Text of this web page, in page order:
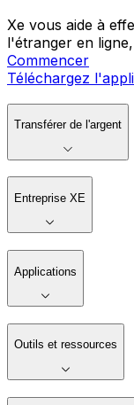
Xe vous aide à
l'étranger en
Commencer
Téléchargez
Transférer de l'argent
Entreprise XE
Applications
Outils et ressources